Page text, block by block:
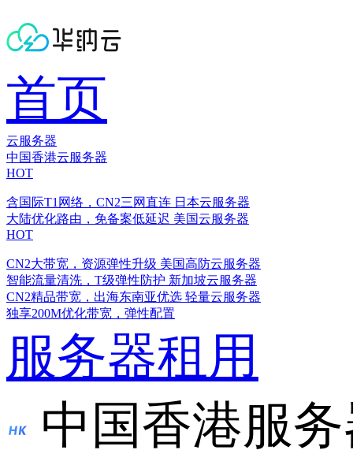
首页
云服务器
中国香港云服务器
HOT
含国际T1网络，CN2三网直连 日本云服务器
大陆优化路由，免备案低延迟 美国云服务器
HOT
CN2大带宽，资源弹性升级 美国高防云服务器
智能流量清洗，T级弹性防护 新加坡云服务器
CN2精品带宽，出海东南亚优选 轻量云服务器
独享200M优化带宽，弹性配置
服务器租用
中国香港服